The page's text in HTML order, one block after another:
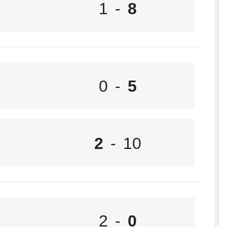
1 - 8
0 - 5
2 - 10
2 - 0